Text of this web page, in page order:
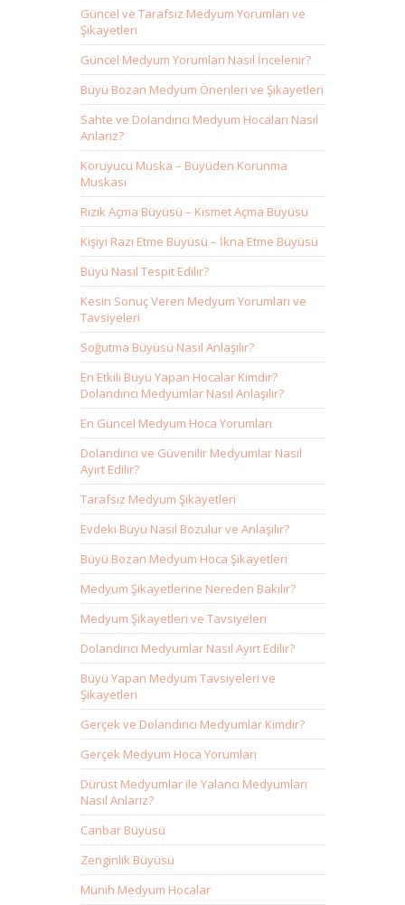
Güncel ve Tarafsız Medyum Yorumları ve
Şikayetleri
Güncel Medyum Yorumları Nasıl İncelenir?
Büyü Bozan Medyum Önerileri ve Şikayetleri
Sahte ve Dolandırıcı Medyum Hocaları Nasıl
Anlarız?
Koruyucu Muska – Büyüden Korunma
Muskası
Rızık Açma Büyüsü – Kısmet Açma Büyüsü
Kişiyi Razı Etme Büyüsü – İkna Etme Büyüsü
Büyü Nasıl Tespit Edilir?
Kesin Sonuç Veren Medyum Yorumları ve
Tavsiyeleri
Soğutma Büyüsü Nasıl Anlaşılır?
En Etkili Büyü Yapan Hocalar Kimdir?
Dolandırıcı Medyumlar Nasıl Anlaşılır?
En Güncel Medyum Hoca Yorumları
Dolandırıcı ve Güvenilir Medyumlar Nasıl
Ayırt Edilir?
Tarafsız Medyum Şikayetleri
Evdeki Büyü Nasıl Bozulur ve Anlaşılır?
Büyü Bozan Medyum Hoca Şikayetleri
Medyum Şikayetlerine Nereden Bakılır?
Medyum Şikayetleri ve Tavsiyeleri
Dolandırıcı Medyumlar Nasıl Ayırt Edilir?
Büyü Yapan Medyum Tavsiyeleri ve
Şikayetleri
Gerçek ve Dolandırıcı Medyumlar Kimdir?
Gerçek Medyum Hoca Yorumları
Dürüst Medyumlar ile Yalancı Medyumları
Nasıl Anlarız?
Canbar Büyüsü
Zenginlik Büyüsü
Münih Medyum Hocalar